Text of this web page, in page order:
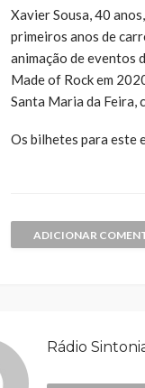
Xavier Sousa, 40
primeiros anos de
animação de eventos
Made of Rock em
Santa Maria da Feira,
Os bilhetes para este
ADICIONAR
Rádio